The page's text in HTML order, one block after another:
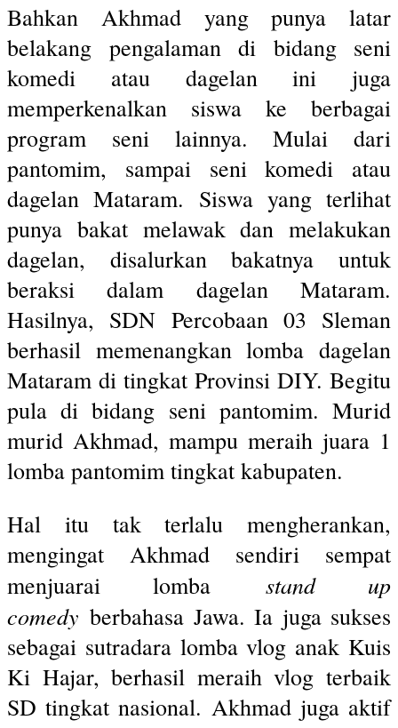
Bahkan Akhmad yang punya latar
belakang pengalaman di bidang seni
komedi atau dagelan ini juga
memperkenalkan siswa ke berbagai
program seni lainnya. Mulai dari
pantomim, sampai seni komedi atau
dagelan Mataram. Siswa yang terlihat
punya bakat melawak dan melakukan
dagelan, disalurkan bakatnya untuk
beraksi dalam dagelan Mataram.
Hasilnya, SDN Percobaan 03 Sleman
berhasil memenangkan lomba dagelan
Mataram di tingkat Provinsi DIY. Begitu
pula di bidang seni pantomim. Murid
murid Akhmad, mampu meraih juara 1
lomba pantomim tingkat kabupaten.
Hal itu tak terlalu mengherankan,
mengingat Akhmad sendiri sempat
menjuarai lomba stand up
comedy berbahasa Jawa. Ia juga sukses
sebagai sutradara lomba vlog anak Kuis
Ki Hajar, berhasil meraih vlog terbaik
SD tingkat nasional. Akhmad juga aktif